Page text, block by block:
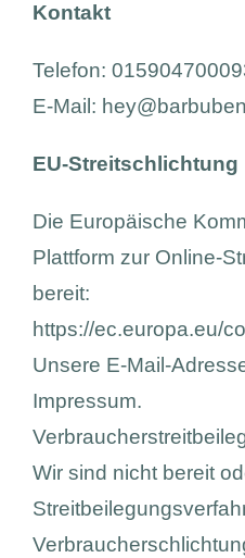
Kontakt
Telefon:
E-Mail:
EU-Streitschlichtung
Die Europäische
Plattform zur Online-
bereit:
https://ec.europa.eu/
Unsere E-Mail-
Impressum.
Wir sind nicht bereit